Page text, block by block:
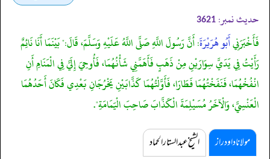
حدیث نمبر: 3621
فَأَخْبَرَنِيأَبُو هُرَيْرَةَ: أَنَّ رَسُولَ اللَّهِ صَلَّى اللَّهُ عَلَيْهِ وَسَلَّمَ، قَالَ:" بَيْنَمَا أَنَا نَائِمٌ
رَأَيْتُ فِي يَدَيَّ سِوَارَيْنِ مِنْ ذَهَبٍ فَأَهَمَّنِي شَأْنُهُمَا، فَأُوحِيَ إِلَيَّ فِي الْمَنَامِ أَنِ
انْفُخْهُمَا، فَنَفَخْتُهُمَا فَطَارَا، فَأَوَّلْتُهُمَا كَذَّابَيْنِ يَخْرُجَانِ بَعْدِي فَكَانَ أَحَدُهُمَا
الْعَنْسِيَّ، وَالْآخَرُ مُسَيْلِمَةَ الْكَذَّابَ صَاحِبَ الْيَمَامَةِ".
مولانا داود راز الشیخ عبدالستار الحماد